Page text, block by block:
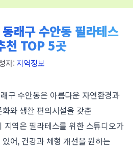
래구 수안동 필라테스
천 TOP 5곳
자: 지역정보
구 수안동은 아름다운 자연환경과
와 생활 편의시설을 갖춘
지역은 필라테스를 위한 스튜디오가
어, 건강과 체형 개선을 원하는